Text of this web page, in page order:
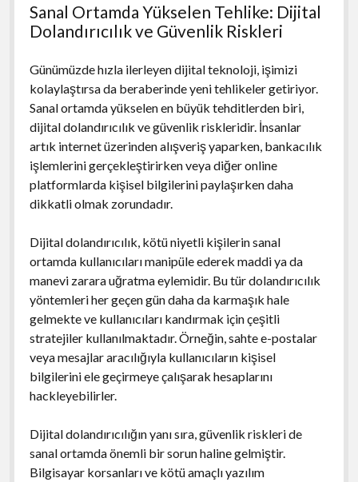
Sanal Ortamda Yükselen Tehlike: Dijital
Dolandırıcılık ve Güvenlik Riskleri
Günümüzde hızla ilerleyen dijital teknoloji, işimizi
kolaylaştırsa da beraberinde yeni tehlikeler getiriyor.
Sanal ortamda yükselen en büyük tehditlerden biri,
dijital dolandırıcılık ve güvenlik riskleridir. İnsanlar
artık internet üzerinden alışveriş yaparken, bankacılık
işlemlerini gerçekleştirirken veya diğer online
platformlarda kişisel bilgilerini paylaşırken daha
dikkatli olmak zorundadır.
Dijital dolandırıcılık, kötü niyetli kişilerin sanal
ortamda kullanıcıları manipüle ederek maddi ya da
manevi zarara uğratma eylemidir. Bu tür dolandırıcılık
yöntemleri her geçen gün daha da karmaşık hale
gelmekte ve kullanıcıları kandırmak için çeşitli
stratejiler kullanılmaktadır. Örneğin, sahte e-postalar
veya mesajlar aracılığıyla kullanıcıların kişisel
bilgilerini ele geçirmeye çalışarak hesaplarını
hackleyebilirler.
Dijital dolandırıcılığın yanı sıra, güvenlik riskleri de
sanal ortamda önemli bir sorun haline gelmiştir.
Bilgisayar korsanları ve kötü amaçlı yazılım